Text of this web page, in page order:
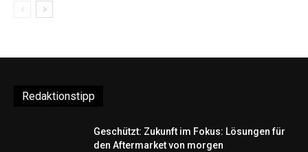
Redaktionstipp
Geschützt: Zukunft im Fokus: Lösungen für
den Aftermarket von morgen